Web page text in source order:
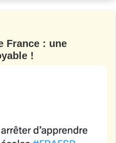
France : une
!